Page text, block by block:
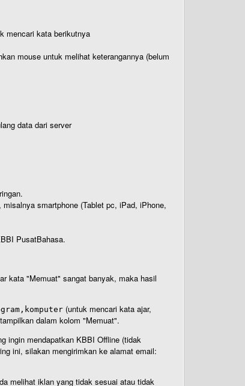
mencari kata berikutnya
mouse untuk melihat keterangannya (belum
data dari server
smartphone (Tablet pc, iPad, iPhone,
PusatBahasa.
kata "Memuat" sangat banyak, maka hasil
(untuk mencari kata ajar,
dalam kolom "Memuat".
ingin mendapatkan KBBI Offline (tidak
ini, silakan mengirimkan ke alamat email:
melihat iklan yang tidak sesuai atau tidak